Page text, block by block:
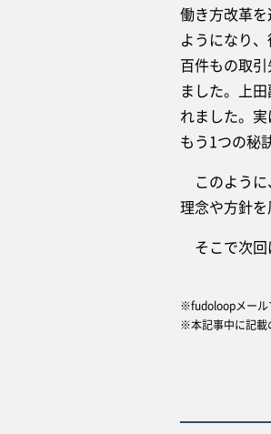
働き方改革
ようになり
百件もの取
ました。上
れました。
もう1つの秘
このように
理念や方針
そこで次回
※fudoloopメール
※本記事中に記載